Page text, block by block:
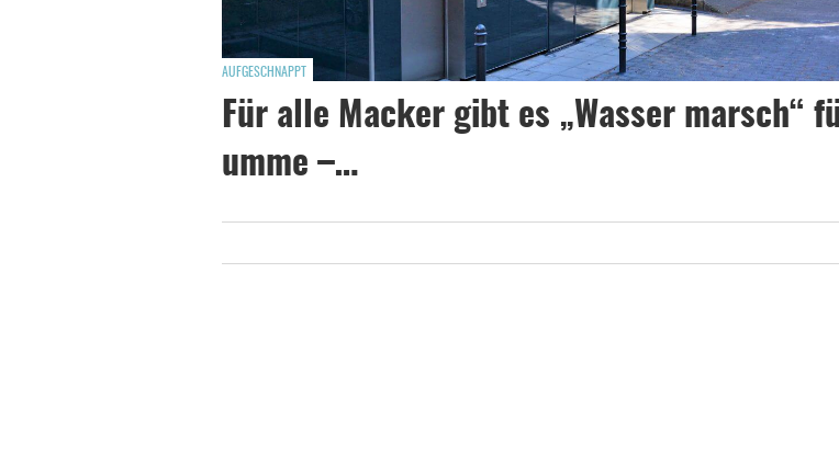
AUFGESCHNAPPT
Für alle Macker gibt es „Wasser marsch“
umme –…